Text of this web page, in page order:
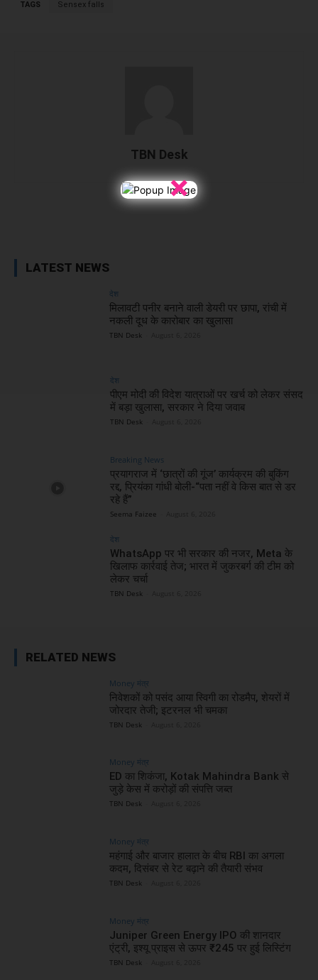
×
TAGS Sensex falls
TBN Desk
LATEST NEWS
देश
मिलावटी पनीर बनाने वाली डेयरी पर छापा, रांची में
नकली दूध के कारोबार का खुलासा
TBN Desk
देश
पीएम मोदी की विदेश यात्राओं पर खर्च को लेकर संसद
में बड़ा खुलासा, सरकार ने दिया जवाब
TBN Desk
Breaking News
प्रयागराज में ‘छात्रों की गूंज’ कार्यक्रम की बुकिंग
रद्द, प्रियंका गांधी बोली-“पता नहीं वे किस बात से डर
रहे हैं”
Seema Faizee
देश
WhatsApp पर भी सरकार की नजर, Meta के
खिलाफ कार्रवाई तेज; भारत में जुकरबर्ग की टीम को
लेकर चर्चा
TBN Desk
RELATED NEWS
Money मंत्र
निवेशकों को पसंद आया स्विगी का रोडमैप, शेयरों में
जोरदार तेजी; इटरनल भी चमका
TBN Desk
Money मंत्र
ED का शिकंजा, Kotak Mahindra Bank से
जुड़े केस में करोड़ों की संपत्ति जब्त
TBN Desk
Money मंत्र
महंगाई और बाजार हालात के बीच RBI का अगला
कदम, दिसंबर से रेट बढ़ाने की तैयारी संभव
TBN Desk
Money मंत्र
Juniper Green Energy IPO की शानदार
एंट्री, इश्यू प्राइस से ऊपर ₹245 पर हुई लिस्टिंग
TBN Desk